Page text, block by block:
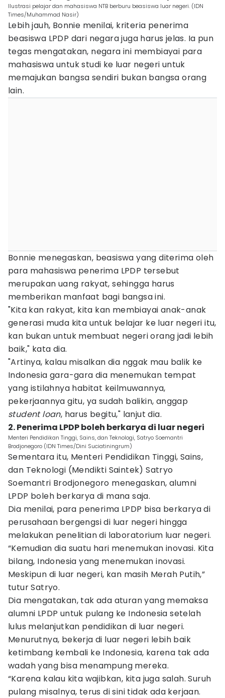
Ilustrasi pelajar dan mahasiswa NTB berburu beasiswa luar negeri. (IDN
Times/Muhammad Nasir)
Lebih jauh, Bonnie menilai, kriteria penerima
beasiswa LPDP dari negara juga harus jelas. Ia pun
tegas mengatakan, negara ini membiayai para
mahasiswa untuk studi ke luar negeri untuk
memajukan bangsa sendiri bukan bangsa orang
lain.
Bonnie menegaskan, beasiswa yang diterima oleh
para mahasiswa penerima LPDP tersebut
merupakan uang rakyat, sehingga harus
memberikan manfaat bagi bangsa ini.
"Kita kan rakyat, kita kan membiayai anak-anak
generasi muda kita untuk belajar ke luar negeri itu,
kan bukan untuk membuat negeri orang jadi lebih
baik," kata dia.
"Artinya, kalau misalkan dia nggak mau balik ke
Indonesia gara-gara dia menemukan tempat
yang istilahnya habitat keilmuwannya,
pekerjaannya gitu, ya sudah balikin, anggap
student loan, harus begitu," lanjut dia.
2. Penerima LPDP boleh berkarya di luar negeri
Menteri Pendidikan Tinggi, Sains, dan Teknologi, Satryo Soemantri
Brodjonegoro (IDN Times/Dini Suciatiningrum)
Sementara itu, Menteri Pendidikan Tinggi, Sains,
dan Teknologi (Mendikti Saintek) Satryo
Soemantri Brodjonegoro menegaskan, alumni
LPDP boleh berkarya di mana saja.
Dia menilai, para penerima LPDP bisa berkarya di
perusahaan bergengsi di luar negeri hingga
melakukan penelitian di laboratorium luar negeri.
“Kemudian dia suatu hari menemukan inovasi. Kita
bilang, Indonesia yang menemukan inovasi.
Meskipun di luar negeri, kan masih Merah Putih,”
tutur Satryo.
Dia mengatakan, tak ada aturan yang memaksa
alumni LPDP untuk pulang ke Indonesia setelah
lulus melanjutkan pendidikan di luar negeri.
Menurutnya, bekerja di luar negeri lebih baik
ketimbang kembali ke Indonesia, karena tak ada
wadah yang bisa menampung mereka.
“Karena kalau kita wajibkan, kita juga salah. Suruh
pulang misalnya, terus di sini tidak ada kerjaan.